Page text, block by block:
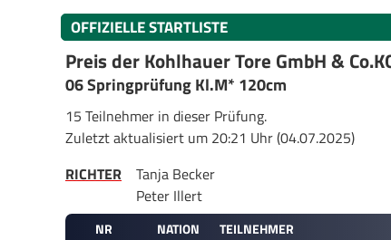
OFFIZIELLE STARTLISTE
Preis der Kohlhauer Tore GmbH &
06 Springprüfung Kl.M* 120cm
15 Teilnehmer in dieser Prüfung.
Zuletzt aktualisiert um 20:21 Uhr (04.07.2025)
RICHTER
Tanja Becker
Peter Illert
NR NATION TEILNEHMER